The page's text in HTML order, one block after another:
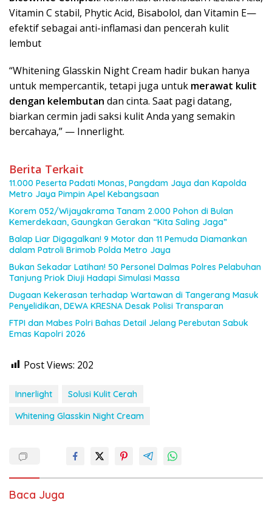
Vitamin C stabil, Phytic Acid, Bisabolol, dan Vitamin E—
efektif sebagai anti-inflamasi dan pencerah kulit
lembut
“Whitening Glasskin Night Cream hadir bukan hanya
untuk mempercantik, tetapi juga untuk merawat kulit
dengan kelembutan dan cinta. Saat pagi datang,
biarkan cermin jadi saksi kulit Anda yang semakin
bercahaya,” — Innerlight.
Berita Terkait
11.000 Peserta Padati Monas, Pangdam Jaya dan Kapolda
Metro Jaya Pimpin Apel Kebangsaan
Korem 052/Wijayakrama Tanam 2.000 Pohon di Bulan
Kemerdekaan, Gaungkan Gerakan “Kita Saling Jaga”
Balap Liar Digagalkan! 9 Motor dan 11 Pemuda Diamankan
dalam Patroli Brimob Polda Metro Jaya
Bukan Sekadar Latihan! 50 Personel Dalmas Polres Pelabuhan
Tanjung Priok Diuji Hadapi Simulasi Massa
Dugaan Kekerasan terhadap Wartawan di Tangerang Masuk
Penyelidikan, DEWA KRESNA Desak Polisi Transparan
FTPI dan Mabes Polri Bahas Detail Jelang Perebutan Sabuk
Emas Kapolri 2026
Post Views: 202
Innerlight
Solusi Kulit Cerah
Whitening Glasskin Night Cream
Baca Juga